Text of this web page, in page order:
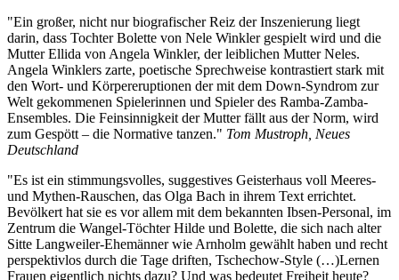
"Ein großer, nicht nur biografischer Reiz der Inszenierung liegt
darin, dass Tochter Bolette von Nele Winkler gespielt wird und die
Mutter Ellida von Angela Winkler, der leiblichen Mutter Neles.
Angela Winklers zarte, poetische Sprechweise kontrastiert stark mit
den Wort- und Körpereruptionen der mit dem Down-Syndrom zur
Welt gekommenen Spielerinnen und Spieler des Ramba-Zamba-
Ensembles. Die Feinsinnigkeit der Mutter fällt aus der Norm, wird
zum Gespött – die Normative tanzen." Tom Mustroph, Neues
Deutschland
"Es ist ein stimmungsvolles, suggestives Geisterhaus voll Meeres-
und Mythen-Rauschen, das Olga Bach in ihrem Text errichtet.
Bevölkert hat sie es vor allem mit dem bekannten Ibsen-Personal, im
Zentrum die Wangel-Töchter Hilde und Bolette, die sich nach alter
Sitte Langweiler-Ehemänner wie Arnholm gewählt haben und recht
perspektivlos durch die Tage driften, Tschechow-Style (…)Lernen
Frauen eigentlich nichts dazu? Und was bedeutet Freiheit heute?